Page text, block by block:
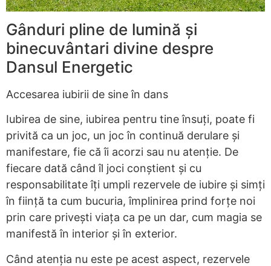
Gânduri pline de lumină și
binecuvântari divine despre
Dansul Energetic
Accesarea iubirii de sine în dans
Iubirea de sine, iubirea pentru tine însuți, poate fi
privită ca un joc, un joc în continuă derulare și
manifestare, fie că îi acorzi sau nu atenție. De
fiecare dată când îl joci conștient și cu
responsabilitate îți umpli rezervele de iubire și simți
în ființă ta cum bucuria, împlinirea prind forțe noi
prin care privești viața ca pe un dar, cum magia se
manifestă în interior și în exterior.
Când atenția nu este pe acest aspect, rezervele